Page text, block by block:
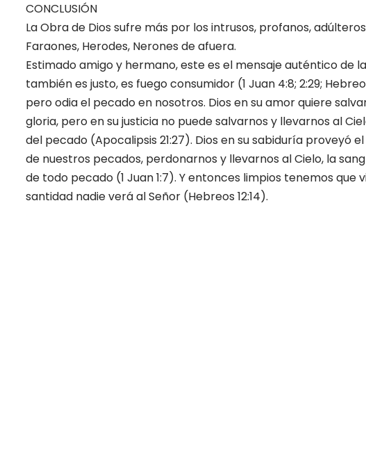
CONCLUSIÓN
La Obra de Dios sufre más por los intrusos, profanos,
Faraones, Herodes, Nerones de afuera.
Estimado amigo y hermano, este es el mensaje auténtico de
también es justo, es fuego consumidor (1 Juan 4:8; 2:29;
pero odia el pecado en nosotros. Dios en su amor quiere
gloria, pero en su justicia no puede salvarnos y llevarnos al
del pecado (Apocalipsis 21:27). Dios en su sabiduría proveyó
de nuestros pecados, perdonarnos y llevarnos al Cielo, la
de todo pecado (1 Juan 1:7). Y entonces limpios tenemos que
santidad nadie verá al Señor (Hebreos 12:14).